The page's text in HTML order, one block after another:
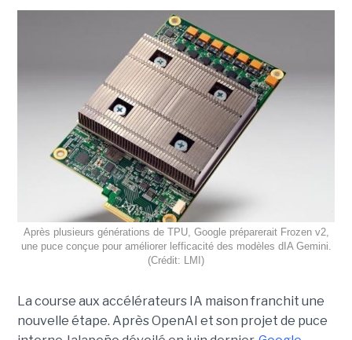
Après plusieurs générations de TPU, Google préparerait Frozen v2,
une puce conçue pour améliorer lefficacité des modèles dIA Gemini.
(Crédit: LMI)
La course aux accélérateurs IA maison franchit une
nouvelle étape. Après OpenAI et son projet de puce